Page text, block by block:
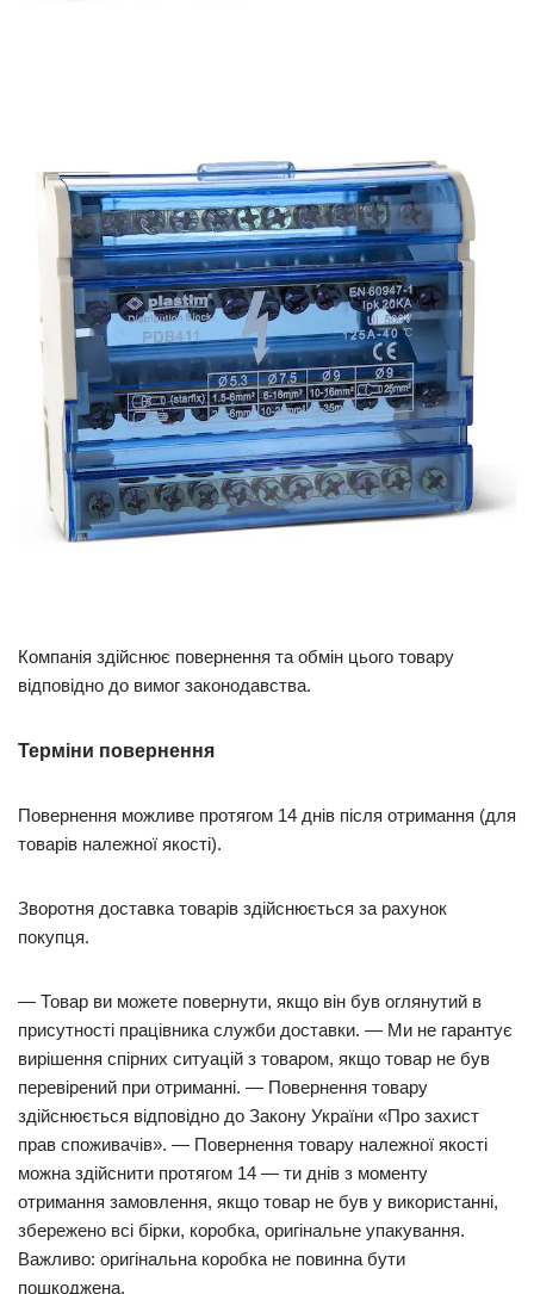
Компанія здійснює повернення та обмін цього товару
відповідно до вимог законодавства.
Терміни повернення
Повернення можливе протягом 14 днів після отримання (для
товарів належної якості).
Зворотня доставка товарів здійснюється за рахунок
покупця.
— Товар ви можете повернути, якщо він був оглянутий в
присутності працівника служби доставки. — Ми не гарантує
вирішення спірних ситуацій з товаром, якщо товар не був
перевірений при отриманні. — Повернення товару
здійснюється відповідно до Закону України «Про захист
прав споживачів». — Повернення товару належної якості
можна здійснити протягом 14 — ти днів з моменту
отримання замовлення, якщо товар не був у використанні,
збережено всі бірки, коробка, оригінальне упакування.
Важливо: оригінальна коробка не повинна бути
пошкоджена.